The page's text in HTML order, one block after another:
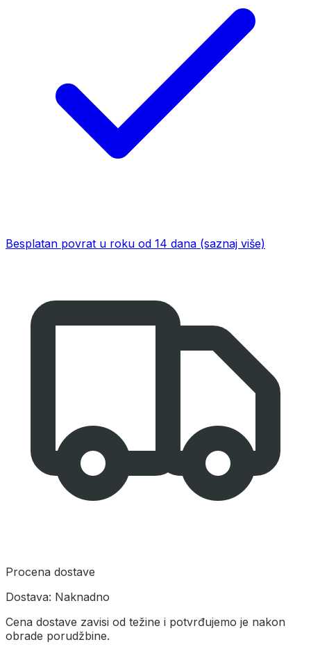
Besplatan povrat u roku od 14 dana (saznaj više)
Procena dostave
Dostava: Naknadno
Cena dostave zavisi od težine i potvrđujemo je nakon
obrade porudžbine.